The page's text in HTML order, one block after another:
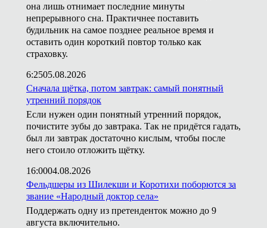
она лишь отнимает последние минуты
непрерывного сна. Практичнее поставить
будильник на самое позднее реальное время и
оставить один короткий повтор только как
страховку.
6:2505.08.2026
Сначала щётка, потом завтрак: самый понятный
утренний порядок
Если нужен один понятный утренний порядок,
почистите зубы до завтрака. Так не придётся гадать,
был ли завтрак достаточно кислым, чтобы после
него стоило отложить щётку.
16:0004.08.2026
Фельдшеры из Шилекши и Коротихи поборются за
звание «Народный доктор села»
Поддержать одну из претенденток можно до 9
августа включительно.